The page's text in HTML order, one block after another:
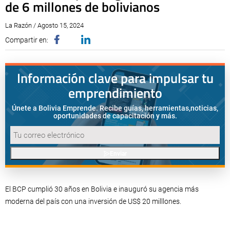
de 6 millones de bolivianos
La Razón / Agosto 15, 2024
Compartir en:
Información clave para impulsar tu
emprendimiento
Únete a Bolivia Emprende. Recibe guías, herramientas,noticias,
oportunidades de capacitación y más.
El BCP cumplió 30 años en Bolivia e inauguró su agencia más
moderna del país con una inversión de US$ 20 milllones.